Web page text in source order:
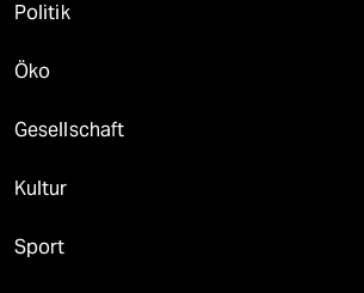
Politik
Öko
Gesellschaft
Kultur
Sport